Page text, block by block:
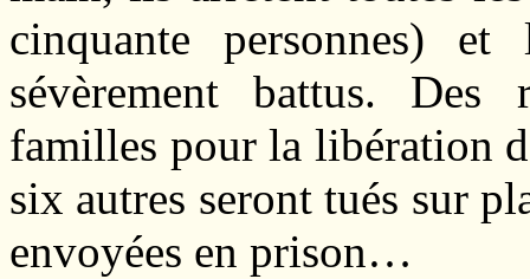
cinquante personnes)
sévèrement battus. Des
familles pour la libération
six autres seront tués sur
envoyées en prison…